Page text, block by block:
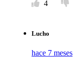
4
Lucho
hace 7 meses